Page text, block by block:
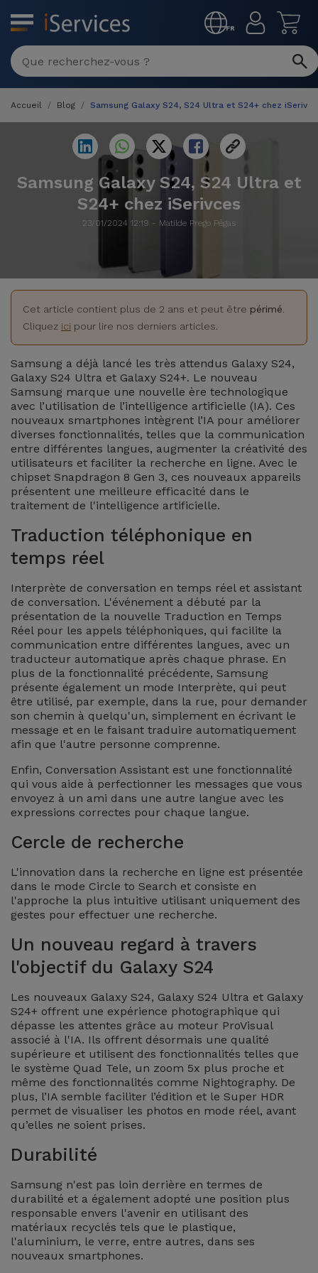
FR
MENU
Réparation
Multimarque
Différentes
iPhone
/ iMac
Watch
Samsung
Xiaomi
Huawei
Oppo
Google
Dyson
TCL
Autres
Marques
Voir
tout
Reconditionnés
Reconditionnés
Reconditionnés
Apple Watch
Reconditionnés
Samsungs
Reconditionnés
iMacs
Reconditionnés
Consoles de
Jeux
Reconditionnées
Voir
tout
Coques et
Protections
d'Écran
Batteries
Externes
Chargeurs
Ecouteurs
et
Montres
Connectées
et
Bracelets
Chaînes
de
Téléphone
Gadgets
Hygiène
et
Portefeuilles,
Étuis et Sacs
Traceurs et
Accessoires
Mobilité,
Auto et
Vélo
Accessoires
d'ordinateur
iPad et
Kids
Voir
Magasins
Accueil Blog Samsung Galaxy S24, S24 Ultra et S24+ chez
Samsung Galaxy S24, S24 Ultra et
S24+ chez iSerivces
23/01/2024 12:19 - Matilde Prego Pêgas
Cet article contient plus de 2 ans et peut être périmé
Cliquez ici pour lire nos derniers articles.
Samsung a déjà lancé les très attendus Galaxy S24,
Galaxy S24 Ultra et Galaxy S24+. Le nouveau
Samsung marque une nouvelle ère technologique
avec l’utilisation de l’intelligence artificielle (IA). Ces
nouveaux smartphones intègrent l’IA pour améliorer
diverses fonctionnalités, telles que la communication
entre différentes langues, augmenter la créativité des
utilisateurs et faciliter la recherche en ligne. Avec le
chipset Snapdragon 8 Gen 3, ces nouveaux appareils
présentent une meilleure efficacité dans le
traitement de l'intelligence artificielle.
Traduction téléphonique en
temps réel
Interprète de conversation en temps réel et assistant
de conversation. L'événement a débuté par la
présentation de la nouvelle Traduction en Temps
Réel pour les appels téléphoniques, qui facilite la
communication entre différentes langues, avec un
traducteur automatique après chaque phrase. En
plus de la fonctionnalité précédente, Samsung
présente également un mode Interprète, qui peut
être utilisé, par exemple, dans la rue, pour demander
son chemin à quelqu'un, simplement en écrivant le
message et en le faisant traduire automatiquement
afin que l'autre personne comprenne.
Enfin, Conversation Assistant est une fonctionnalité
qui vous aide à perfectionner les messages que vous
envoyez à un ami dans une autre langue avec les
expressions correctes pour chaque langue.
Cercle de recherche
L'innovation dans la recherche en ligne est présentée
dans le mode Circle to Search et consiste en
l'approche la plus intuitive utilisant uniquement des
gestes pour effectuer une recherche.
Un nouveau regard à travers
l'objectif du Galaxy S24
Les nouveaux Galaxy S24, Galaxy S24 Ultra et Galaxy
S24+ offrent une expérience photographique qui
dépasse les attentes grâce au moteur ProVisual
associé à l'IA. Ils offrent désormais une qualité
supérieure et utilisent des fonctionnalités telles que
le système Quad Tele, un zoom 5x plus proche et
même des fonctionnalités comme Nightography. De
plus, l’IA semble faciliter l’édition et le Super HDR
permet de visualiser les photos en mode réel, avant
qu’elles ne soient prises.
Durabilité
Samsung n'est pas loin derrière en termes de
durabilité et a également adopté une position plus
responsable envers l'avenir en utilisant des
matériaux recyclés tels que le plastique,
l'aluminium, le verre, entre autres, dans ses
nouveaux smartphones.